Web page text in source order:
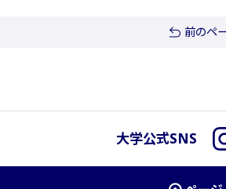
前のペ
大学公式SNS